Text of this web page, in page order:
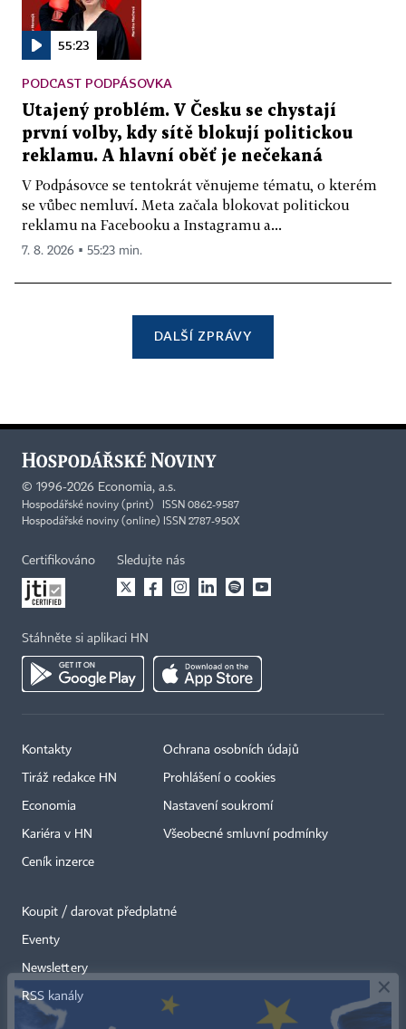
55:23
PODCAST PODPÁSOVKA
Utajený problém. V Česku se chystají
první volby, kdy sítě blokují politickou
reklamu. A hlavní oběť je nečekaná
V Podpásovce se tentokrát věnujeme tématu, o kterém
se vůbec nemluví. Meta začala blokovat politickou
reklamu na Facebooku a Instagramu a...
7. 8. 2026 ▪ 55:23 min.
DALŠÍ ZPRÁVY
© 1996-2026 Economia, a.s.
Hospodářské noviny (print) ISSN 0862-9587
Hospodářské noviny (online) ISSN 2787-950X
Certifikováno Sledujte nás
Stáhněte si aplikaci HN
Kontakty
Tiráž redakce HN
Economia
Kariéra v HN
Ceník inzerce
Ochrana osobních údajů
Prohlášení o cookies
Nastavení soukromí
Všeobecné smluvní podmínky
Koupit / darovat předplatné
Eventy
Newslettery
RSS kanály